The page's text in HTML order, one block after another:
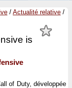
/ Actualité relative /
is
of Duty, développée